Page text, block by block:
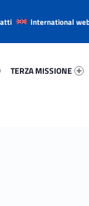
TERZA MISSIONE
International